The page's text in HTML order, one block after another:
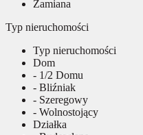
Zamiana
Typ nieruchomości
Typ nieruchomości
Dom
- 1/2 Domu
- Bliźniak
- Szeregowy
- Wolnostojący
Działka